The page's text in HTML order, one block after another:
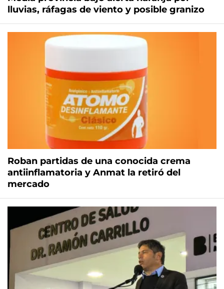
lluvias, ráfagas de viento y posible granizo
Roban partidas de una conocida crema
antiinflamatoria y Anmat la retiró del
mercado